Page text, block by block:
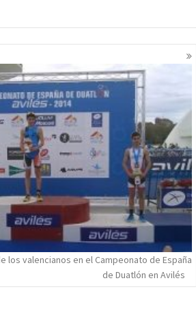
los valencianos en el Campeonato de España
de Duatlón en Avilés